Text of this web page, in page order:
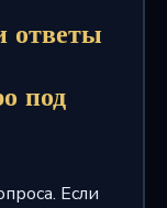
ответы
под
Если